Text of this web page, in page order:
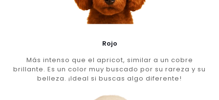
Rojo
Más intenso que el apricot, similar a un cobre
brillante. Es un color muy buscado por su rareza y su
belleza. ¡Ideal si buscas algo diferente!